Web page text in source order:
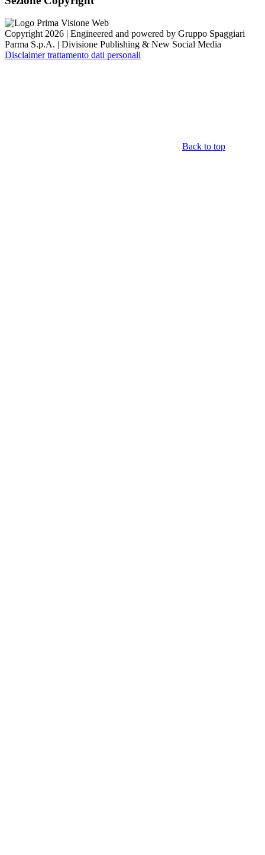
Copyright 2026 | Engineered and powered by Gruppo Spaggiari
Parma S.p.A. | Divisione Publishing & New Social Media
Disclaimer trattamento dati personali
Back to top